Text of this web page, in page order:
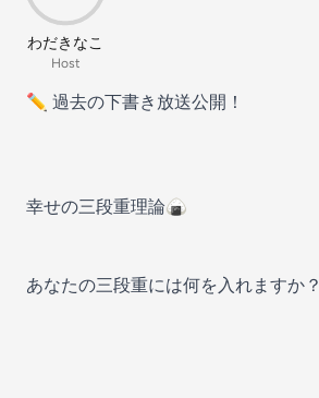
わだきなこ
Host
✏︎ 過去の下書き放送公開！
幸せの三段重理論🍙
あなたの三段重には何を入れますか？